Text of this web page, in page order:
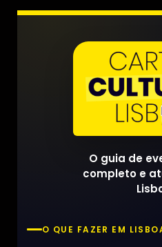
O guia de
completo e
O QUE FAZER EM